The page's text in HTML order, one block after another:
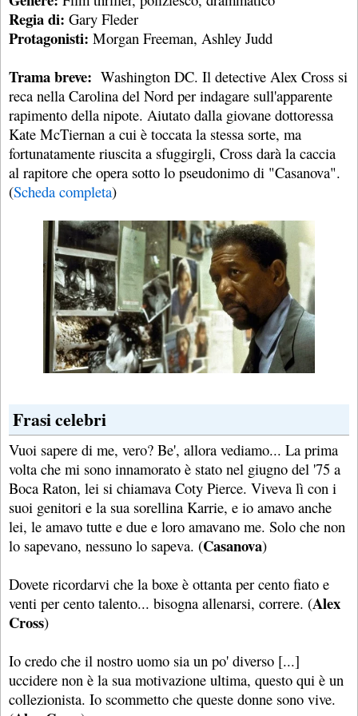
Regia di: Gary Fleder
Protagonisti: Morgan Freeman, Ashley Judd
Trama breve: Washington DC. Il detective Alex Cross si
reca nella Carolina del Nord per indagare sull'apparente
rapimento della nipote. Aiutato dalla giovane dottoressa
Kate McTiernan a cui è toccata la stessa sorte, ma
fortunatamente riuscita a sfuggirgli, Cross darà la caccia
al rapitore che opera sotto lo pseudonimo di "Casanova".
(Scheda completa)
Frasi celebri
Vuoi sapere di me, vero? Be', allora vediamo... La prima
volta che mi sono innamorato è stato nel giugno del '75 a
Boca Raton, lei si chiamava Coty Pierce. Viveva lì con i
suoi genitori e la sua sorellina Karrie, e io amavo anche
lei, le amavo tutte e due e loro amavano me. Solo che non
lo sapevano, nessuno lo sapeva. (Casanova)
Dovete ricordarvi che la boxe è ottanta per cento fiato e
venti per cento talento... bisogna allenarsi, correre. (Alex
Cross)
Io credo che il nostro uomo sia un po' diverso [...]
uccidere non è la sua motivazione ultima, questo qui è un
collezionista. Io scommetto che queste donne sono vive.